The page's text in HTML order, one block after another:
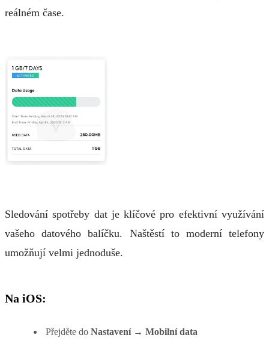
reálném čase.
Sledování spotřeby dat je klíčové pro efektivní využívání
vašeho datového balíčku. Naštěstí to moderní telefony
umožňují velmi jednoduše.
Na iOS:
Přejděte do Nastavení → Mobilní data